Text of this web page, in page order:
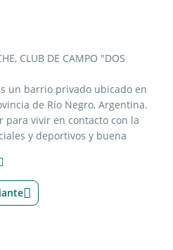
CLUB DE CAMPO "DOS
un barrio privado ubicado en
de Río Negro, Argentina.
para vivir en contacto con la
y deportivos y buena
de usos
con vestuarios
Canchas deportivas: fútbol
Más de 30 km de
bike Espacios recreativos